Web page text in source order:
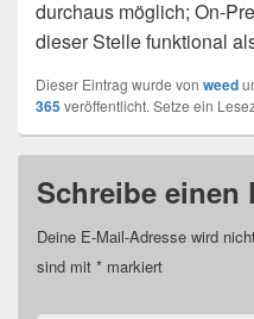
durchaus möglich; On-
dieser Stelle funktional
Dieser Eintrag wurde von weed
365veröffentlicht. Setze ein
Schreibe einen
Deine E-Mail-Adresse wird
sind mit * markiert